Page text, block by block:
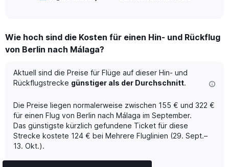
categories.
Range:
categories.
The
chart
2
Y
axes
displaying
Avg.
Wie hoch sind die Kosten für einen Hin- und Rückflug
von Berlin nach Málaga?
Aktuell sind die Preise für Flüge auf dieser Hin- und
Rückflugstrecke günstiger als der Durchschnitt.
Die Preise liegen normalerweise zwischen 155 € und 322 €
für einen Flug von Berlin nach Málaga im September.
Das günstigste kürzlich gefundene Ticket für diese
Strecke kostete 124 € bei Mehrere Fluglinien (29. Sept.–
13. Okt.).